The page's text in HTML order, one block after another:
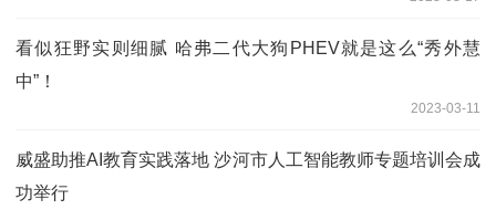
看似狂野实则细腻 哈弗二代大狗PHEV就是这么“秀外慧
中”！
2023-03-11
威盛助推AI教育实践落地 沙河市人工智能教师专题培训会成
功举行